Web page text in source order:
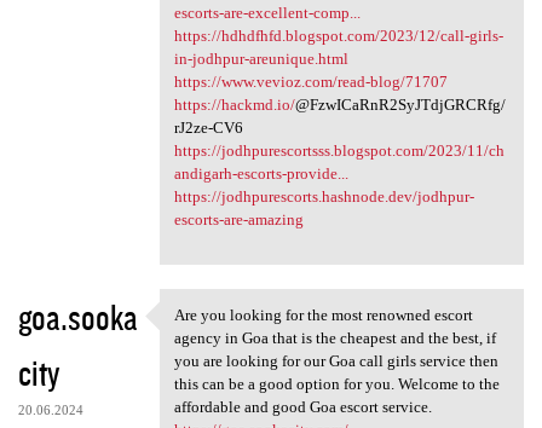
escorts-are-excellent-comp...
https://hdhdfhfd.blogspot.com/2023/12/call-girls-
in-jodhpur-areunique.html
https://www.vevioz.com/read-blog/71707
https://hackmd.io/@FzwICaRnR2SyJTdjGRCRfg/
rJ2ze-CV6
https://jodhpurescortsss.blogspot.com/2023/11/ch
andigarh-escorts-provide...
https://jodhpurescorts.hashnode.dev/jodhpur-
escorts-are-amazing
goa.sooka
city
20.06.2024
Are you looking for the most
Are you looking for the most renowned escort
agency in Goa that is the cheapest and the best, if
you are looking for our Goa call girls service then
this can be a good option for you. Welcome to the
affordable and good Goa escort service.